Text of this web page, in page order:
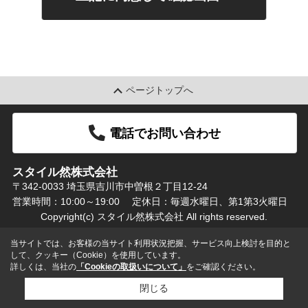
ページトップへ
電話でお問い合わせ
スタイル然株式会社
〒342-0033 埼玉県吉川市中曽根２丁目12-24
営業時間：10:00～19:00
定休日：毎週水曜日、第1第3火曜日
Copyright(c) スタイル然株式会社 All rights reserved.
当サイトでは、お客様の当サイト利用状況把握、サービス向上検討を目的と
して、クッキー（Cookie）を使用しています。
詳しくは、当社の 「Cookieの取扱いについて」 をご確認ください。
閉じる